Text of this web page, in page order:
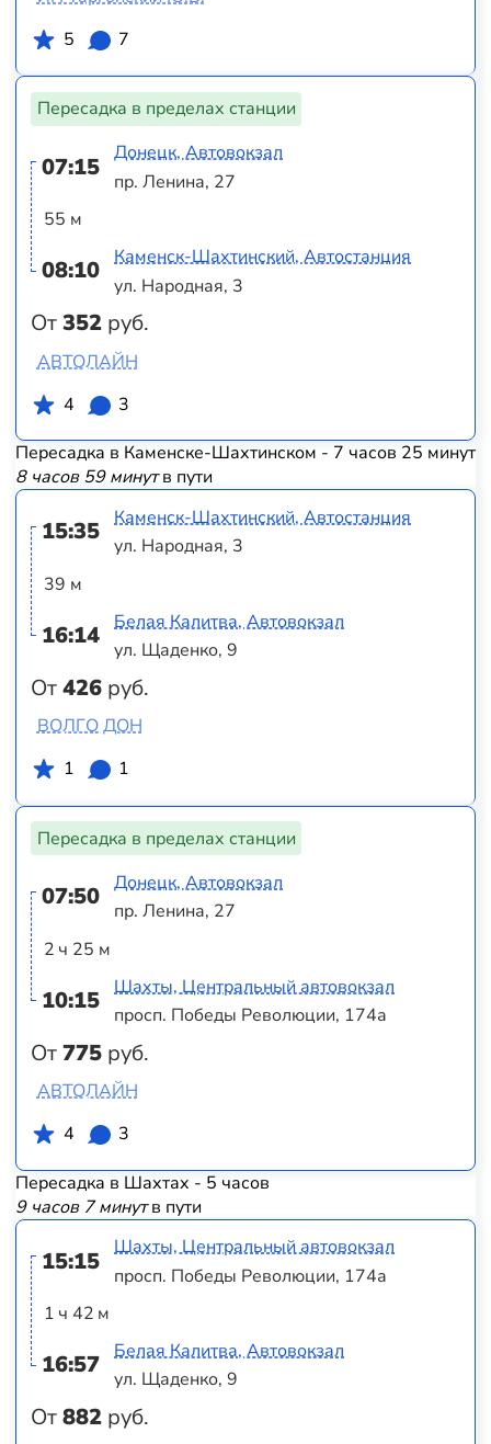
5
7
Пересадка в пределах станции
07:15
55 м
08:10
От352 руб.
Донецк, Автовокзал
пр. Ленина, 27
Каменск-Шахтинский, Автостанция
ул. Народная, 3
АВТОЛАЙН
4
3
Пересадка в Каменске-Шахтинском - 7 часов 25 минут
8 часов 59 минутв пути
15:35
39 м
16:14
От426 руб.
Каменск-Шахтинский, Автостанция
ул. Народная, 3
Белая Калитва, Автовокзал
ул. Щаденко, 9
ВОЛГО ДОН
1
1
Пересадка в пределах станции
07:50
2 ч 25 м
10:15
От775 руб.
Донецк, Автовокзал
пр. Ленина, 27
Шахты, Центральный автовокзал
просп. Победы Революции, 174а
АВТОЛАЙН
4
3
Пересадка в Шахтах - 5 часов
9 часов 7 минутв пути
15:15
1 ч 42 м
16:57
От882 руб.
Шахты, Центральный автовокзал
просп. Победы Революции, 174а
Белая Калитва, Автовокзал
ул. Щаденко, 9